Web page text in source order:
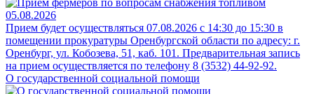
05.08.2026
Прием будет осуществляться 07.08.2026 с 14:30 до 15:30 в
помещении прокуратуры Оренбургской области по адресу: г.
Оренбург, ул. Кобозева, 51, каб. 101. Предварительная запись
на прием осуществляется по телефону 8 (3532) 44-92-92.
О государственной социальной помощи